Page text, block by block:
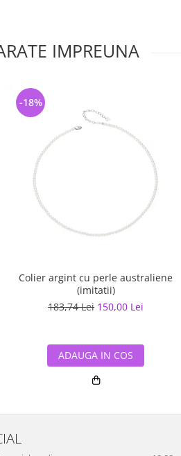
IMPREUNA
Colier argint cu perle australiene
(imitatii)
183,74 Lei 150,00 Lei
-18%
ADAUGA IN COS